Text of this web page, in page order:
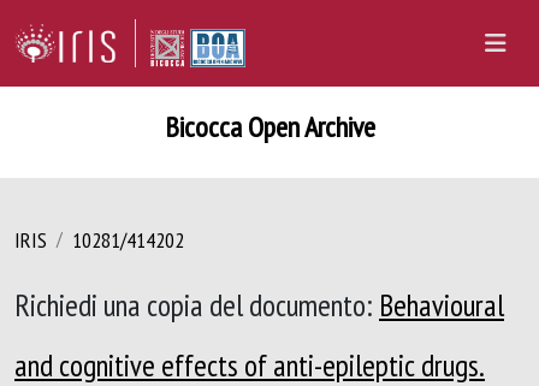
Bicocca Open Archive
IRIS 10281/414202
Richiedi una copia del documento: Behavioural
and cognitive effects of anti-epileptic drugs.